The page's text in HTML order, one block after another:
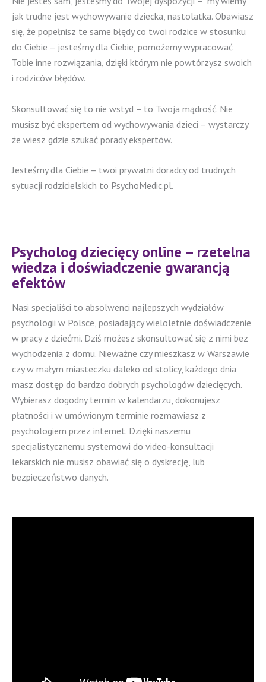
jak trudne jest wychowywanie dziecka, nastolatka. Obawiasz
się, że popełnisz te same błędy co twoi rodzice w stosunku
do Ciebie – jesteśmy dla Ciebie, pomożemy wypracować
Tobie inne rozwiązania, dzięki którym nie powtórzysz swoich
i rodziców błędów.
Skonsultować się to nie wstyd – to Twoja mądrość. Nie
musisz być ekspertem od wychowywania dzieci – wystarczy
że wiesz gdzie szukać porady ekspertów.
Jesteśmy dla Ciebie – twoi prywatni doradcy od trudnych
sytuacji rodzicielskich to PsychoMedic.pl.
Psycholog dziecięcy online – rzetelna
wiedza i doświadczenie gwarancją
efektów
Nasi specjaliści to absolwenci najlepszych wydziałów
psychologii w Polsce, posiadający wieloletnie doświadczenie
w pracy z dziećmi. Dziś możesz skonsultować się z nimi bez
wychodzenia z domu. Nieważne czy mieszkasz w Warszawie
czy w małym miasteczku daleko od stolicy, każdego dnia
masz dostęp do bardzo dobrych psychologów dziecięcych.
Wybierasz dogodny termin w kalendarzu, dokonujesz
płatności i w umówionym terminie rozmawiasz z
psychologiem przez internet. Dzięki naszemu
specjalistycznemu systemowi do video-konsultacji
lekarskich nie musisz obawiać się o dyskrecję, lub
bezpieczeństwo danych.